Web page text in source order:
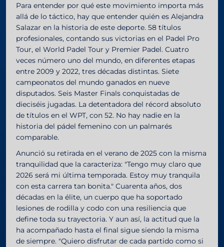
Para entender por qué este movimiento importa más
allá de lo táctico, hay que entender quién es Alejandra
Salazar en la historia de este deporte. 58 títulos
profesionales, contando sus victorias en el Padel Pro
Tour, el World Padel Tour y Premier Padel. Cuatro
veces número uno del mundo, en diferentes etapas
entre 2009 y 2022, tres décadas distintas. Siete
campeonatos del mundo ganados en nueve
disputados. Seis Master Finals conquistadas de
dieciséis jugadas. La detentadora del récord absoluto
de títulos en el WPT, con 52. No hay nadie en la
historia del pádel femenino con un palmarés
comparable.
Anunció su retirada en el verano de 2025 con la misma
tranquilidad que la caracteriza: "Tengo muy claro que
2026 será mi última temporada. Estoy muy tranquila
con esta carrera tan bonita." Cuarenta años, dos
décadas en la élite, un cuerpo que ha soportado
lesiones de rodilla y codo con una resiliencia que
define toda su trayectoria. Y aun así, la actitud que la
ha acompañado hasta el final sigue siendo la misma
de siempre. "Quiero disfrutar de cada partido como si